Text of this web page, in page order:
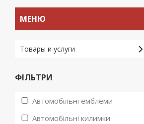
Товары и услуги
ФІЛЬТРИ
Автомобільні емблеми
Автомобільні килимки